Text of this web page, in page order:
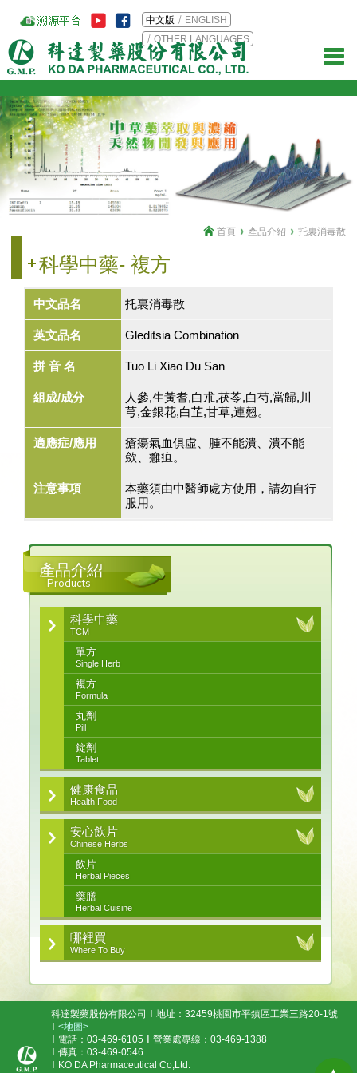
中文版
ENGLISH
OTHER LANGUAGES
科學中藥- 複方
首頁 產品介紹 托裏消毒散
中文品名 托裏消毒散
英文品名 Gleditsia Combination
拼 音 名 Tuo Li Xiao Du San
組成/成分
人參,生黃耆,白朮,茯苓,白芍,當歸,川
芎,金銀花,白芷,甘草,連翹。
適應症/應用
瘡瘍氣血俱虛、腫不能潰、潰不能
歛、癰疽。
注意事項
本藥須由中醫師處方使用，請勿自行
服用。
產品介紹
Products
科學中藥
TCM
單方
Single Herb
複方
Formula
丸劑
Pill
錠劑
Tablet
健康食品
Health Food
安心飲片
Chinese Herbs
飲片
Herbal Pieces
藥膳
Herbal Cuisine
哪裡買
Where To Buy
科達製藥股份有限公司
地址：32459桃園市平鎮區工業三路20-1號
<地圖>
電話：03-469-6105
營業處專線：03-469-1388
傳真：03-469-0546
KO DA Pharmaceutical Co,Ltd.